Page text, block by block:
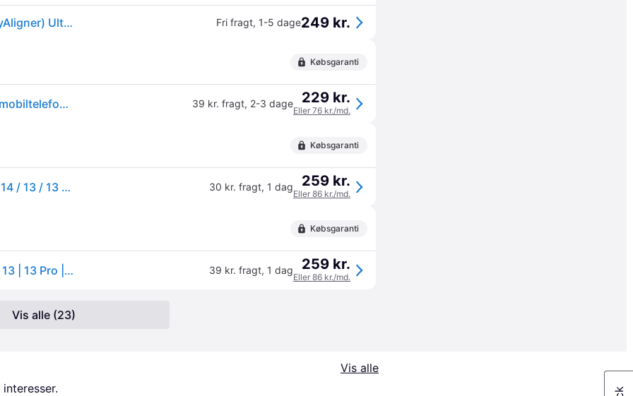
PanzerGlass iPhone 16e Screen Protector (with EasyAligner) Ultra Wide Fit Fri fragt, 1-5 dage249 kr.
Købsgaranti
(ComputerSalg) PanzerGlass - Skærmbeskytter for mobiltelefon - ultra-bred pasform m. EasyAligner - glas - rammefarve sort 39 kr. fragt, 2-3 dage 229 kr.
Eller 76 kr./md.
Købsgaranti
PanzerGlass® Skærmbeskytter til iPhone 17e / 16e / 14 / 13 / 13 Pro - Ultra-Wide Beskyttelse - Inkl. EasyAligner - Gennemsigtig 30 kr. fragt, 1 dag 259 kr.
Eller 86 kr./md.
Købsgaranti
PanzerGlass Screen Protector iPhone 17e | 16e | 14 | 13 | 13 Pro | Ultra-Wide Fit w. EasyAligner 39 kr. fragt, 1 dag 259 kr.
Eller 86 kr./md.
Vis alle (23)
Vis alle